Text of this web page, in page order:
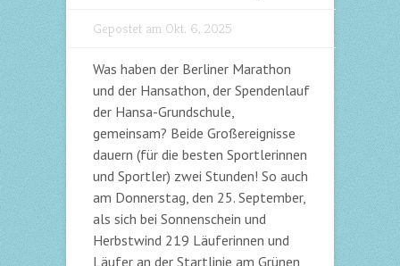
Gepostet am Okt. 6, 2025
Was haben der Berliner Marathon
und der Hansathon, der Spendenlauf
der Hansa-Grundschule,
gemeinsam? Beide Großereignisse
dauern (für die besten Sportlerinnen
und Sportler) zwei Stunden! So auch
am Donnerstag, den 25. September,
als sich bei Sonnenschein und
Herbstwind 219 Läuferinnen und
Läufer an der Startlinie am Grünen